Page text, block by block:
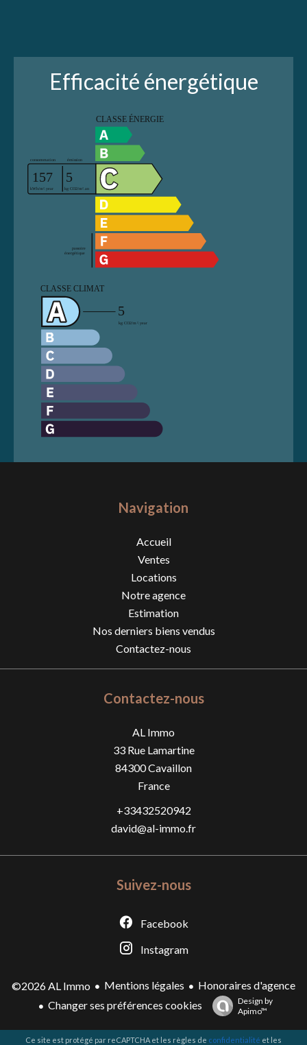
Efficacité énergétique
Navigation
Accueil
Ventes
Locations
Notre agence
Estimation
Nos derniers biens vendus
Contactez-nous
Contactez-nous
AL Immo
33 Rue Lamartine
84300Cavaillon
France
+33432520942
david@al-immo.fr
Suivez-nous
Facebook
Instagram
©2026 AL Immo Mentions légales
Honoraires d'agence
Changer ses préférences cookies
Design by
Apimo™
Ce site est protégé par reCAPTCHA et les règles de confidentialité et les